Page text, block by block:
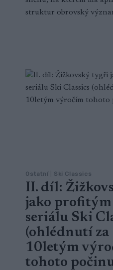
struktur obrovský
Ostatní Ski Classics
II. díl:
jako profitým
seriálu Ski
(ohlédnutí za
10letým
tohoto